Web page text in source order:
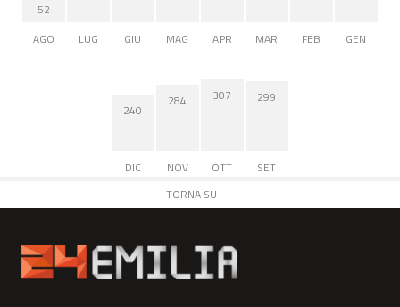
52
AGO
LUG GIU MAG APR MAR FEB GEN
240
DIC
284
NOV
307
OTT
299
SET
TORNA SU